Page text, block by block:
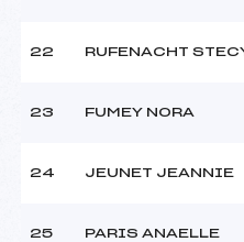
22 RUFENACHT
23 FUMEY NORA
24 JEUNET JEANNIE
25 PARIS ANAELLE